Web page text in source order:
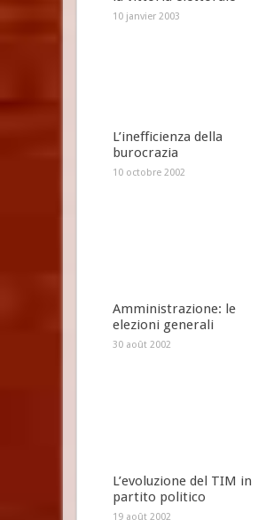
10 janvier 2003
L’inefficienza della
burocrazia
10 octobre 2002
Amministrazione: le
elezioni generali
30 août 2002
L’evoluzione del TIM in
partito politico
19 août 2002